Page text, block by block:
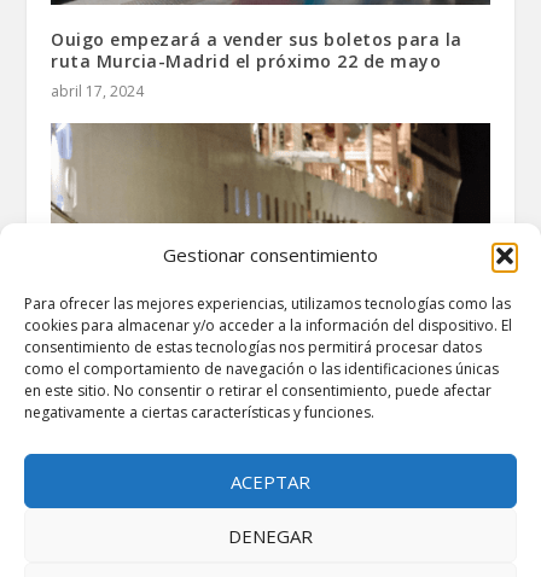
Gestionar consentimiento
Para ofrecer las mejores experiencias, utilizamos tecnologías como las
cookies para almacenar y/o acceder a la información del dispositivo. El
consentimiento de estas tecnologías nos permitirá procesar datos
como el comportamiento de navegación o las identificaciones únicas
en este sitio. No consentir o retirar el consentimiento, puede afectar
negativamente a ciertas características y funciones.
ACEPTAR
DENEGAR
Ouigo empezará a vender sus boletos para la
ruta Murcia-Madrid el próximo 22 de mayo
abril 17, 2024
Crucero con destino a Tenerife rescata un